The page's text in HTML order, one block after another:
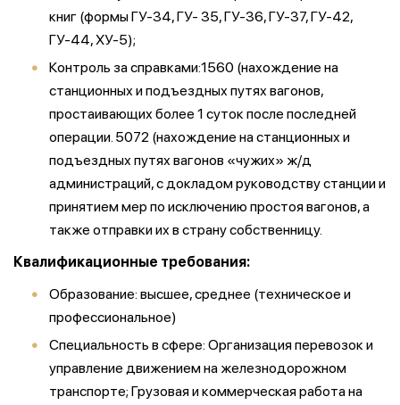
книг (формы ГУ-34, ГУ- 35, ГУ-36, ГУ-37, ГУ-42,
ГУ-44, ХУ-5);
Контроль за справками:1560 (нахождение на
станционных и подъездных путях вагонов,
простаивающих более 1 суток после последней
операции. 5072 (нахождение на станционных и
подъездных путях вагонов «чужих» ж/д
администраций, с докладом руководству станции и
принятием мер по исключению простоя вагонов, а
также отправки их в страну собственницу.
Квалификационные требования:
Образование: высшее, среднее (техническое и
профессиональное)
Специальность в сфере: Организация перевозок и
управление движением на железнодорожном
транспорте; Грузовая и коммерческая работа на